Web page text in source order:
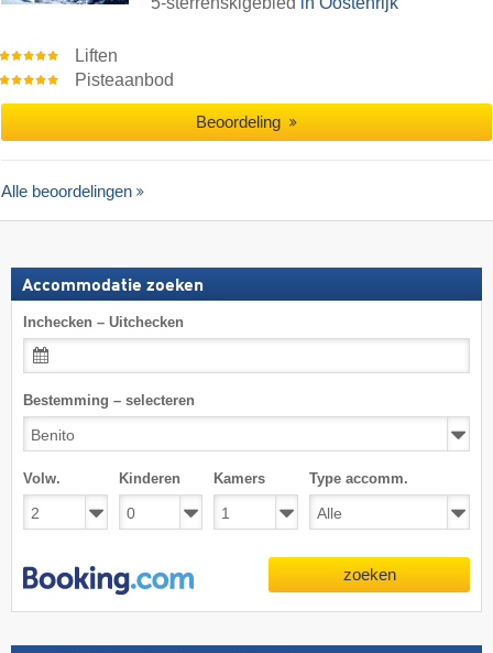
Liften
Pisteaanbod
Beoordeling
Alle beoordelingen
Accommodatie zoeken
Inchecken – Uitchecken
Bestemming – selecteren
Volw. Kinderen Kamers Type accomm.
zoeken